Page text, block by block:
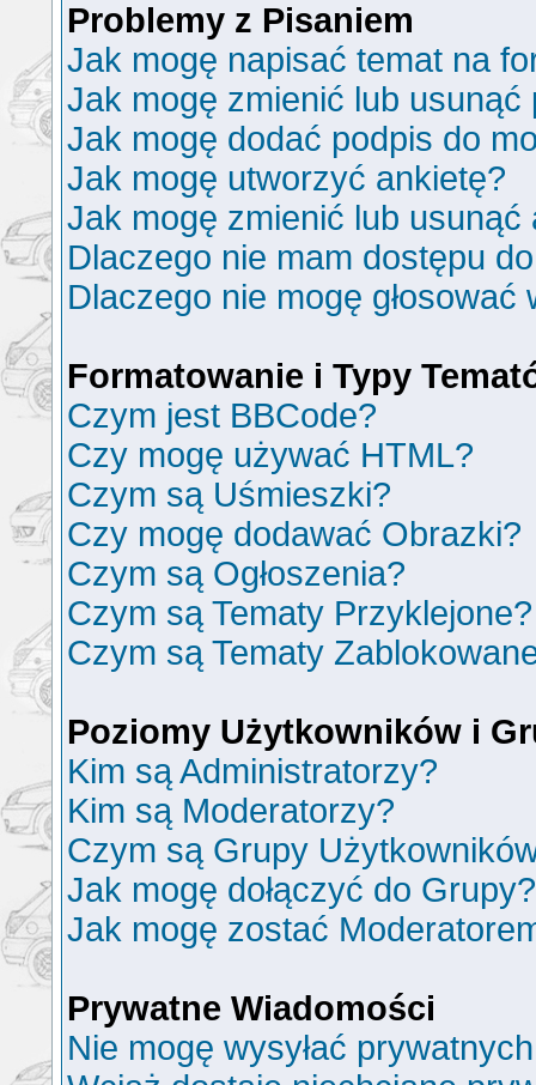
Problemy z Pisaniem
Jak mogę napisać temat na
Jak mogę zmienić lub usunąć
Jak mogę dodać podpis do
Jak mogę utworzyć ankietę?
Jak mogę zmienić lub usunąć
Dlaczego nie mam dostępu
Dlaczego nie mogę głosować
Formatowanie i Typy
Czym jest BBCode?
Czy mogę używać HTML?
Czym są Uśmieszki?
Czy mogę dodawać Obrazki?
Czym są Ogłoszenia?
Czym są Tematy Przyklejone?
Czym są Tematy
Poziomy Użytkowników i
Kim są Administratorzy?
Kim są Moderatorzy?
Czym są Grupy
Jak mogę dołączyć do Grupy?
Jak mogę zostać
Prywatne Wiadomości
Nie mogę wysyłać